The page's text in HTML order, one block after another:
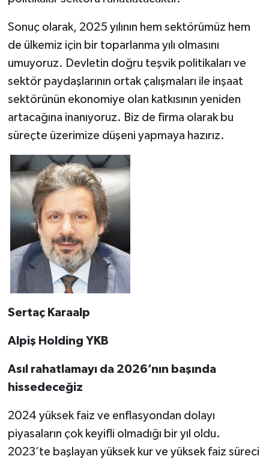
Sonuç olarak, 2025 yılının hem sektörümüz hem
de ülkemiz için bir toparlanma yılı olmasını
umuyoruz. Devletin doğru teşvik politikaları ve
sektör paydaşlarının ortak çalışmaları ile inşaat
sektörünün ekonomiye olan katkısının yeniden
artacağına inanıyoruz. Biz de firma olarak bu
süreçte üzerimize düşeni yapmaya hazırız.
Sertaç Karaalp
Alpiş Holding YKB
Asıl rahatlamayı da 2026’nın başında
hissedeceğiz
2024 yüksek faiz ve enflasyondan dolayı
piyasaların çok keyifli olmadığı bir yıl oldu.
2023’te başlayan yüksek kur ve yüksek faiz süreci